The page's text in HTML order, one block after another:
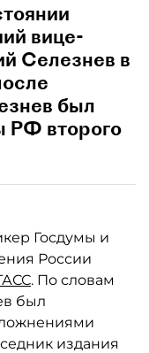
вице-
Селезнев в
был
РФ второго
Госдумы и
России
. По словам
был
издания